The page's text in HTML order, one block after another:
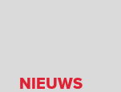
NIEUWS